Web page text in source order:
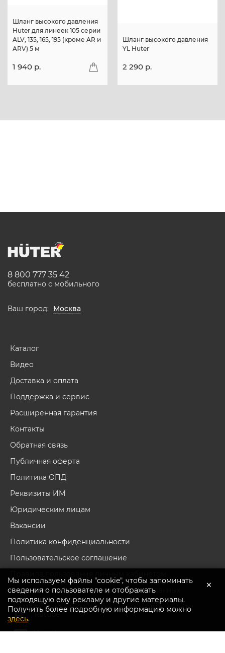
Перейти в каталог
Шланг высокого давления
Huter для линеек 105 серии
ALV, 135, 165, 195 (кроме AR и
ARV) 5 м
1 940 p.
Шланг высокого давления
YL Huter
2 290 p.
8 800 777 35 42
бесплатно с мобильного
Ваш город: Москва
Каталог
Видео
Доставка и оплата
Поддержка и сервис
Расширенная гарантия
Контакты
Обратная связь
Публичная оферта
Политика ОПД
Реквизиты ИМ
Юридическим лицам
Вакансии
Политика конфиденциальности
Пользовательское соглашение
Согласие на обработку персональных данных
Rutube
Youtube
Мы используем файлы "cookie", чтобы запоминать
сведения о пользователе и отображать
подходящую ему рекламу и другие материалы.
Получить более подробную информацию можно
здесь.
×